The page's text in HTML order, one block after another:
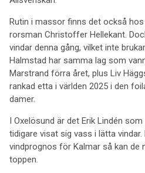
Rutin i massor finns det också
rorsman Christoffer Hellekant.
vindar denna gång, vilket inte
Halmstad har samma lag som
Marstrand förra året, plus Liv
rankad etta i världen 2025 i den
damer.
I Oxelösund är det Erik Lindén
tidigare visat sig vass i lätta
vindprognos för Kalmar så kan de
toppen.